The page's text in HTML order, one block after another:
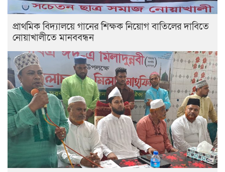
প্রাথমিক বিদ্যালয়ে গানের শিক্ষক নিয়োগ বাতিলের দাবিতে
নোয়াখালীতে মানববন্ধন